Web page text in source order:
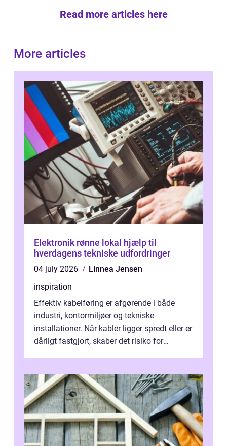
Read more articles here
More articles
Elektronik rønne lokal hjælp til
hverdagens tekniske udfordringer
04 july 2026
Linnea Jensen
inspiration
Effektiv kabelføring er afgørende i både
industri, kontormiljøer og tekniske
installationer. Når kabler ligger spredt eller er
dårligt fastgjort, skaber det risiko for